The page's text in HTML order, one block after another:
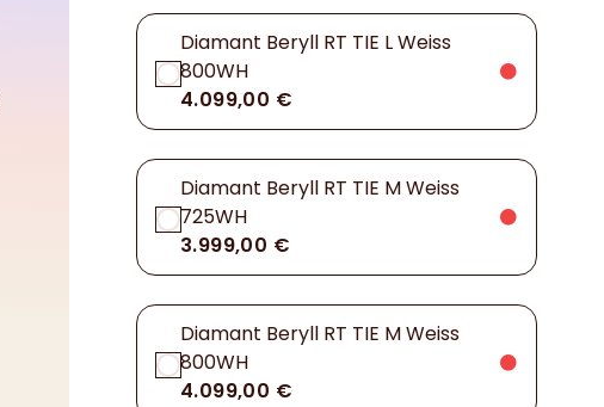
Diamant Beryll RT TIE L Weiss
800WH
4.099,00 €
Diamant Beryll RT TIE M Weiss
725WH
3.999,00 €
Diamant Beryll RT TIE M Weiss
800WH
4.099,00 €